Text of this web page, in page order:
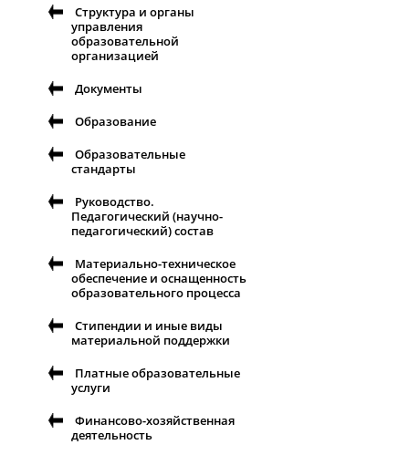
Структура и органы
управления
образовательной
организацией
Документы
Образование
Образовательные
стандарты
Руководство.
Педагогический (научно-
педагогический) состав
Материально-техническое
обеспечение и оснащенность
образовательного процесса
Стипендии и иные виды
материальной поддержки
Платные образовательные
услуги
Финансово-хозяйственная
деятельность